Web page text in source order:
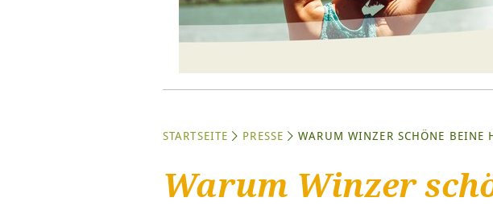
STARTSEITE PRESSE WARUM WINZER SCHÖNE BEINE
Warum Winzer